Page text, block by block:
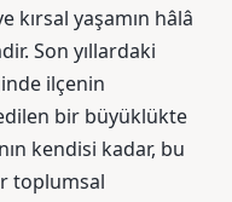
kırsal yaşamın hâlâ
Son yıllardaki
ilçenin
bir büyüklükte
kendisi kadar, bu
toplumsal